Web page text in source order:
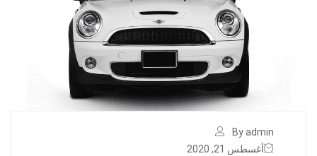
By admin
أغسطس 21, 2020